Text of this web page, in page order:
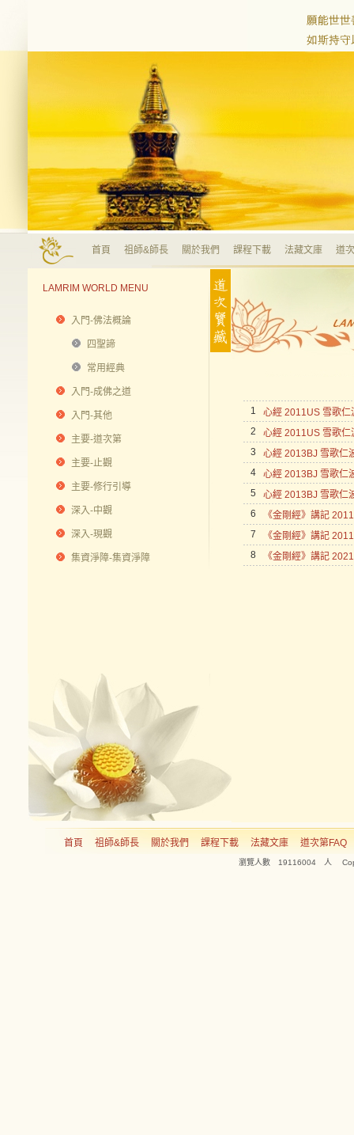
首頁 祖師&師長 關於我們 課程下載 法藏文庫 道
LAMRIM WORLD MENU
入門-佛法概論
四聖諦
常用經典
入門-成佛之道
入門-其他
主要-道次第
主要-止觀
主要-修行引導
深入-中觀
深入-現觀
集資淨障-集資淨障
1
心經 2011US 雪歌
2
心經 2011US 雪歌
3
心經 2013BJ 雪歌仁
4
心經 2013BJ 雪歌仁
5
心經 2013BJ 雪歌仁
6
《金剛經》講記
7
《金剛經》講記
8
《金剛經》講記
首頁 祖師&師長 關於我們 課程下載 法藏文庫 道次第FAQ
瀏覽人數 19116004 人